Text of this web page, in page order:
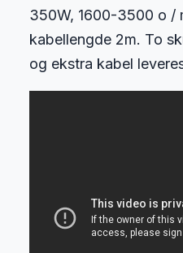
350W, 1600-3500 o /
kabellengde 2m. To
og ekstra kabel